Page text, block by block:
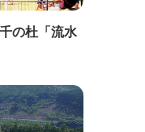
の杜「流水